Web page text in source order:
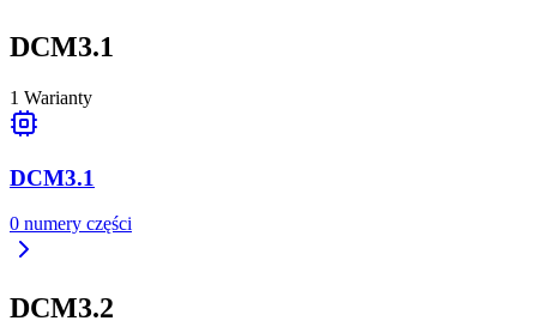
DCM3.1
1 Warianty
DCM3.1
0 numery części
DCM3.2